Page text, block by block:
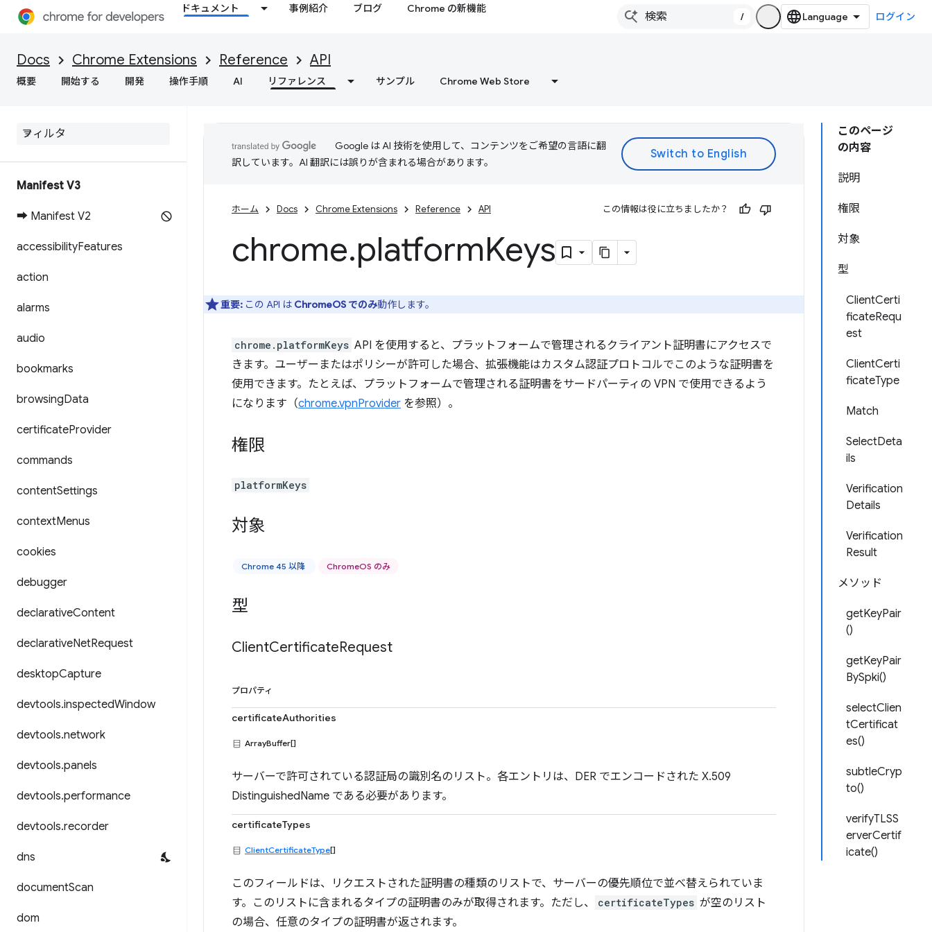
ドキュメント 事例紹介 ブログ Chrome の新機能
/ ログイン
Docs Chrome Extensions Reference API
概要 開始する 開発 操作手順 AI リファレンス サンプル Chrome Web Store
Manifest V3
➡ Manifest V2
accessibilityFeatures
action
alarms
audio
bookmarks
browsingData
certificateProvider
commands
contentSettings
contextMenus
cookies
debugger
declarativeContent
declarativeNetRequest
desktopCapture
devtools.inspectedWindow
devtools.network
devtools.panels
devtools.performance
devtools.recorder
dns
documentScan
dom
このページ
の内容
説明
権限
対象
型
ClientCerti
ficateRequ
est
ClientCerti
ficateType
Match
SelectDeta
ils
Verification
Details
Verification
Result
メソッド
getKeyPair
()
getKeyPair
BySpki()
selectClien
tCertificat
es()
subtleCryp
to()
verifyTLSS
erverCertif
icate()
Google は AI 技術を使用して、コンテンツをご希望の言語に翻
訳しています。AI 翻訳には誤りが含まれる場合があります。
ホーム Docs Chrome Extensions Reference API この情報は役に立ちましたか？
chrome.platformKeys
重要: この API は ChromeOS でのみ動作します。
chrome.platformKeys API を使用すると、プラットフォームで管理されるクライアント証明書にアクセスで
きます。ユーザーまたはポリシーが許可した場合、拡張機能はカスタム認証プロトコルでこのような証明書を
使用できます。たとえば、プラットフォームで管理される証明書をサードパーティの VPN で使用できるよう
になります（chrome.vpnProvider を参照）。
権限
platformKeys
対象
Chrome 45 以降 ChromeOS のみ
型
ClientCertificateRequest
プロパティ
certificateAuthorities
ArrayBuffer[]
サーバーで許可されている認証局の識別名のリスト。各エントリは、DER でエンコードされた X.509
DistinguishedName である必要があります。
certificateTypes
ClientCertificateType[]
このフィールドは、リクエストされた証明書の種類のリストで、サーバーの優先順位で並べ替えられていま
す。このリストに含まれるタイプの証明書のみが取得されます。ただし、
certificateTypes が空のリスト
の場合、任意のタイプの証明書が返されます。